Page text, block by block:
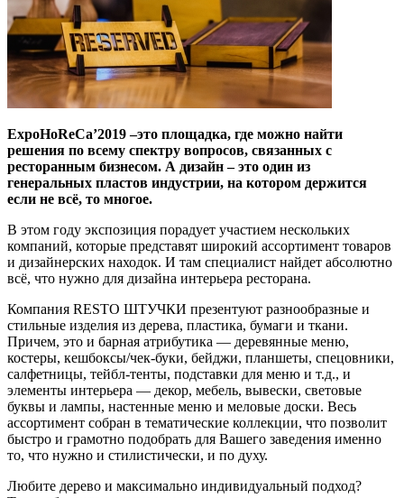
ExpoHoReCa’2019 –это площадка, где можно найти
решения по всему спектру вопросов, связанных с
ресторанным бизнесом. А дизайн – это один из
генеральных пластов индустрии, на котором держится
если не всё, то многое.
В этом году экспозиция порадует участием нескольких
компаний, которые представят широкий ассортимент товаров
и дизайнерских находок. И там специалист найдет абсолютно
всё, что нужно для дизайна интерьера ресторана.
Компания RESTO ШТУЧКИ презентуют разнообразные и
стильные изделия из дерева, пластика, бумаги и ткани.
Причем, это и барная атрибутика — деревянные меню,
костеры, кешбоксы/чек-буки, бейджи, планшеты, спецовники,
салфетницы, тейбл-тенты, подставки для меню и т.д., и
элементы интерьера — декор, мебель, вывески, световые
буквы и лампы, настенные меню и меловые доски. Весь
ассортимент собран в тематические коллекции, что позволит
быстро и грамотно подобрать для Вашего заведения именно
то, что нужно и стилистически, и по духу.
Любите дерево и максимально индивидуальный подход?